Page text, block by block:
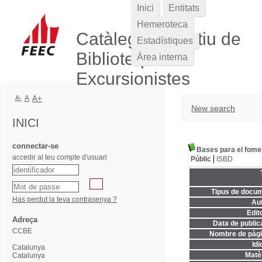
Catàleg Col·lectiu de
Biblioteques
Excursionistes
New search
Bases para el
Públic
ISBD
Tipus de
Data de
Nombre de
Inici
Entitats
Hemeroteca
Estadístiques
Àrea interna
A- A A+
INICI
connectar-se
accedir al teu compte d'usuari
Has perdut la teva contrasenya ?
Adreça
CCBE
Catalunya
Catalunya